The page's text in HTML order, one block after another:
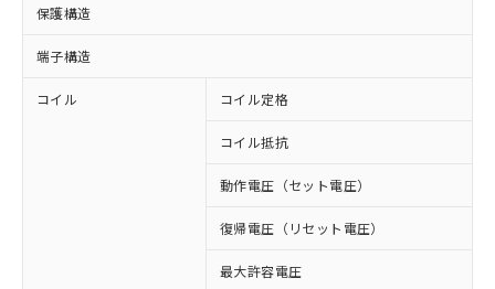
保護構造
端子構造
コイル コイル定格
コイル抵抗
動作電圧（セット電圧）
復帰電圧（リセット電圧）
最大許容電圧